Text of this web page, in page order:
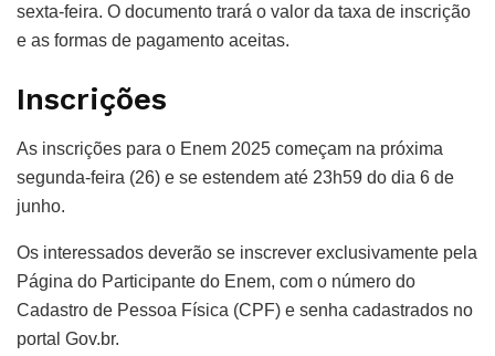
sexta-feira. O documento trará o valor da taxa de inscrição
e as formas de pagamento aceitas.
Inscrições
As inscrições para o Enem 2025 começam na próxima
segunda-feira (26) e se estendem até 23h59 do dia 6 de
junho.
Os interessados deverão se inscrever exclusivamente pela
Página do Participante do Enem, com o número do
Cadastro de Pessoa Física (CPF) e senha cadastrados no
portal Gov.br.